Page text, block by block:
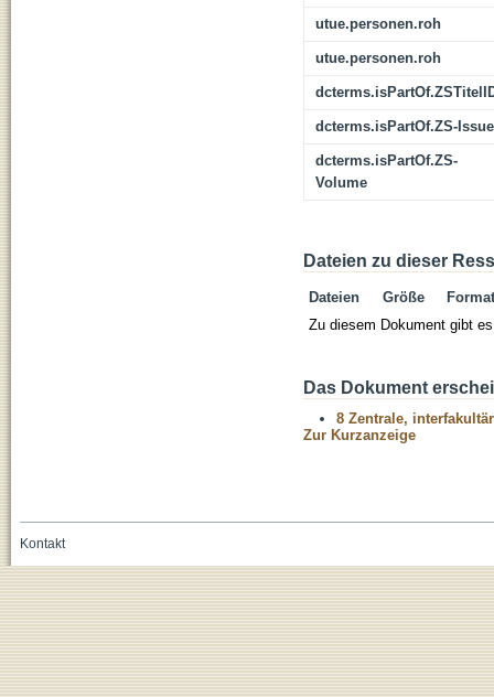
utue.personen.roh
utue.personen.roh
dcterms.isPartOf.ZS-Issue
dcterms.isPartOf.ZS-
Volume
Dateien zu dieser
Dateien Größe
Format
Zu diesem Dokument gibt
Das Dokument
8 Zentrale,
Zur Kurzanzeige
Kontakt